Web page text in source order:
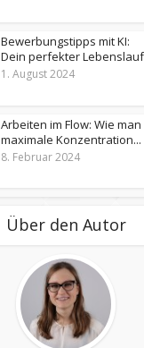
Bewerbungstipps mit KI:
Dein perfekter
1. August 2024
Arbeiten im Flow: Wie man
maximale Konzentration...
8. Februar 2024
Über den Autor